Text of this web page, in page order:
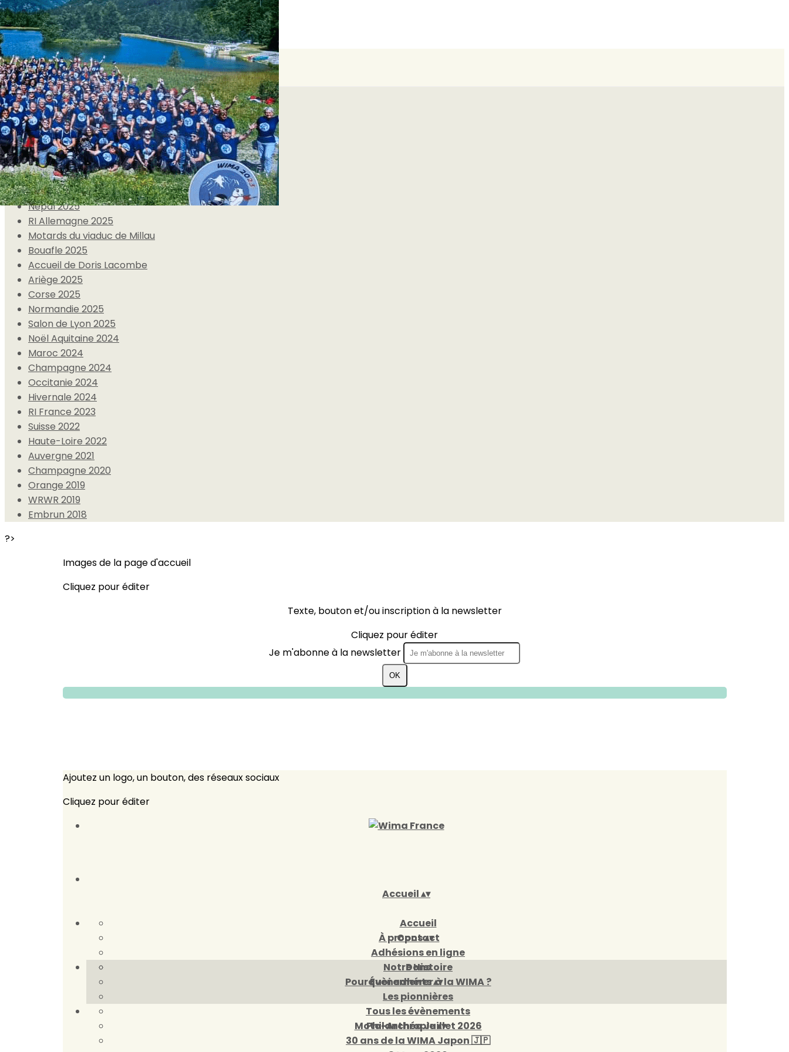
Exporter les lignes sélectionnées
Exporter toutes les colonnes
Exporter uniquement les colonnes affichées
Menu
<
>
Tous les évènements
Moto-Archéo Juillet 2026
30 ans de la WIMA Japon 🇯🇵
8 Mars 2026
Salon de la moto, Limoges (87)
Népal 2025
RI Allemagne 2025
Motards du viaduc de Millau
Bouafle 2025
Accueil de Doris Lacombe
Ariège 2025
Corse 2025
Normandie 2025
Salon de Lyon 2025
Noël Aquitaine 2024
Maroc 2024
Champagne 2024
Occitanie 2024
Hivernale 2024
RI France 2023
Suisse 2022
Haute-Loire 2022
Auvergne 2021
Champagne 2020
Orange 2019
WRWR 2019
Embrun 2018
?>
Images de la page d'accueil
Cliquez pour éditer
Texte, bouton et/ou inscription à la newsletter
Cliquez pour éditer
Je m'abonne à la newsletter
OK
Ajoutez un logo, un bouton, des réseaux sociaux
Cliquez pour éditer
Accueil▴▾
Accueil
Contact
Adhésions en ligne
Dons
À propos▴▾
Notre Histoire
Pourquoi adhérer à la WIMA ?
Les pionnières
Évènements▴▾
Tous les évènements
Moto-Archéo Juillet 2026
30 ans de la WIMA Japon 🇯🇵
Philanthropie▴▾